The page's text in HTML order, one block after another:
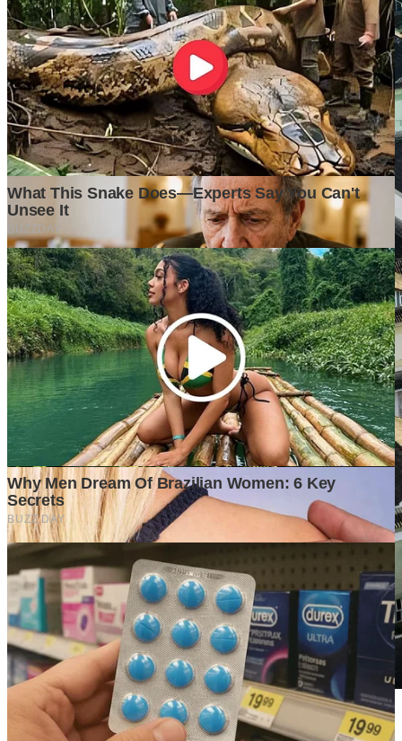
Di Balik Kenaikan Harga Tanah, Apa yang Sebenarnya
Mendorong Nilainya Terus Melambung?